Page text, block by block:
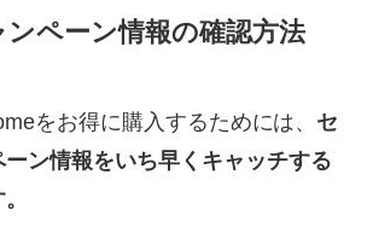
ペーン情報の確認方法
をお得に購入するためには、 セ
ン情報をいち早くキャッチする